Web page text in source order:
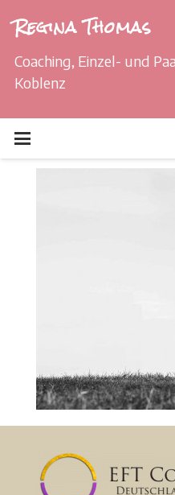
Regina Thomas
Coaching, Einzel- und
Koblenz